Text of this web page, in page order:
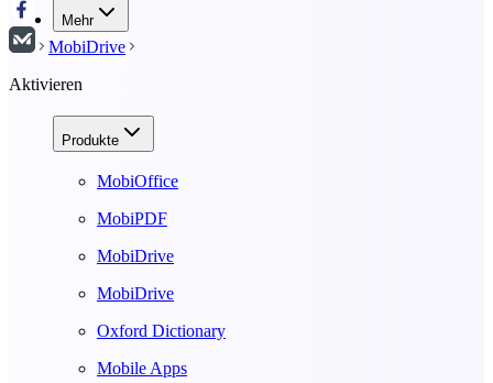
Mehr
MobiDrive
Aktivieren
Produkte
MobiOffice
MobiPDF
MobiDrive
MobiDrive
Oxford Dictionary
Mobile Apps